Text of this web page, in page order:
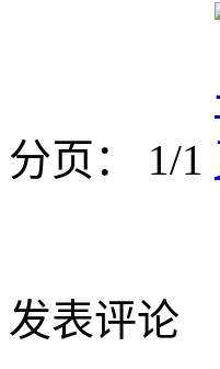
分页： 1/1
发表评论